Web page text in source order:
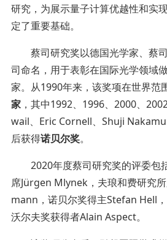
研究，为展示量子计算优越性和实
定了重要基础。
蔡司研究奖以德国光学家、蔡
司命名，用于表彰在国际光学领域
家。从1990年来，该奖项在世界范
家，其中1992、1996、2000、
wail、Eric Cornell、Shuji
后获得诺贝尔奖。
2020年度蔡司研究奖的评委包
席Jürgen Mlynek，夫琅和费研究
mann，诺贝尔奖得主Stefan Hell，
沃尔夫奖获得者Alain Aspect。